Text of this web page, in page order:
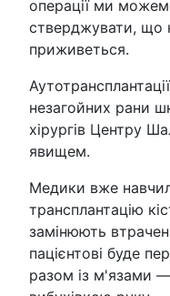
операції ми
стверджувати, що
приживеться.
незагойних рани
хірургів Центру
явищем.
Медики вже
трансплантацію
замінюють
пацієнтові буде
разом із м'язами